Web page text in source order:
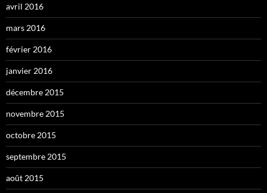
avril 2016
mars 2016
février 2016
janvier 2016
décembre 2015
novembre 2015
octobre 2015
septembre 2015
août 2015